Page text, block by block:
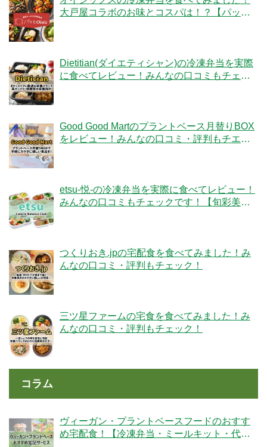
大戸屋コラボのお味とコスパは！？【パッと
Dietitian(ダイエティシャン)の冷凍弁当を実際
に食べてレビュー！みんなの口コミもチェッ
Good Good Martのプラントベース月替りBOX
をレビュー！みんなの口コミ・評判もチエッ
etsu-悦-の冷凍弁当を実際に食べてレビュー！
みんなの口コミもチェックです！【旬彩美
つくりおき.jpの宅配食を食べてみました！み
んなの口コミ・評判もチェック！
三ツ星ファームの宅食を食べてみました！み
んなの口コミ・評判もチェック！
コラム
ヴィーガン・プラントベースフードのおすす
め宅配食！【冷凍弁当・ミールキット・代替